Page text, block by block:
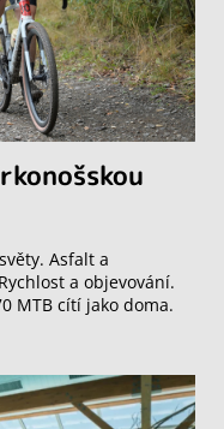
Asfalt a
a objevování.
MTB cítí jako doma.